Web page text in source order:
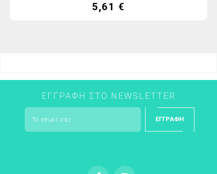
Τιμή
5,61 €
ΕΓΓΡΑΦΉ ΣΤΟ NEWSLETTER
ΕΓΓΡΑΦΉ